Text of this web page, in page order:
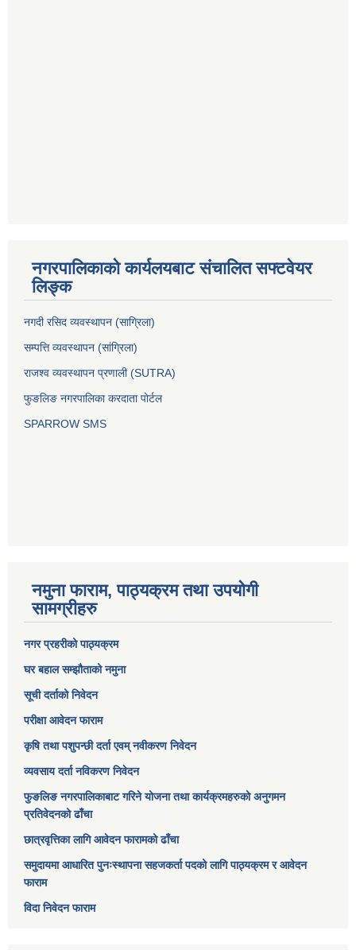
नगरपालिकाको कार्यलयबाट संचालित सफ्टवेयर
लिङ्क
नगदी रसिद व्यवस्थापन (साग्रिला)
सम्पत्ति व्यवस्थापन (सांग्रिला)
राजश्व व्यवस्थापन प्रणाली (SUTRA)
फुङलिङ नगरपालिका करदाता पोर्टल
SPARROW SMS
नमुना फाराम, पाठ्यक्रम तथा उपयोगी
सामग्रीहरु
नगर प्रहरीको पाठ्यक्रम
घर बहाल सम्झौताको नमुना
सूची दर्ताको निवेदन
परीक्षा आवेदन फाराम
कृषि तथा पशुपन्छी दर्ता एवम् नवीकरण निवेदन
व्यवसाय दर्ता नविकरण निवेदन
फुङलिङ नगरपालिकाबाट गरिने योजना तथा कार्यक्रमहरुको अनुगमन
प्रतिवेदनको ढाँचा
छात्रवृत्तिका लागि आवेदन फारामको ढाँचा
समुदायमा आधारित पुनःस्थापना सहजकर्ता पदको लागि पाठ्यक्रम र आवेदन
फाराम
विदा निवेदन फाराम